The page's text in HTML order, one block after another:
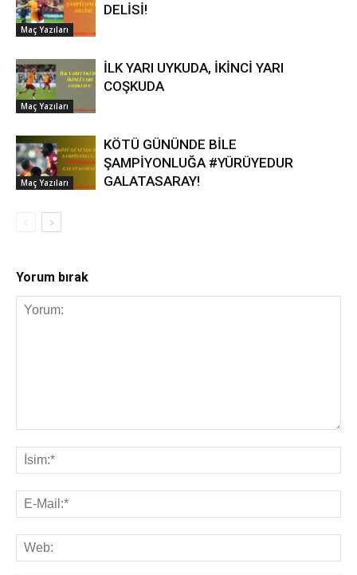
Maç Yazıları
DELİSİ!
Maç Yazıları
İLK YARI UYKUDA, İKİNCİ YARI
COŞKUDA
Maç Yazıları
KÖTÜ GÜNÜNDE BİLE
ŞAMPİYONLUĞA #YÜRÜYEDUR
GALATASARAY!
Yorum bırak